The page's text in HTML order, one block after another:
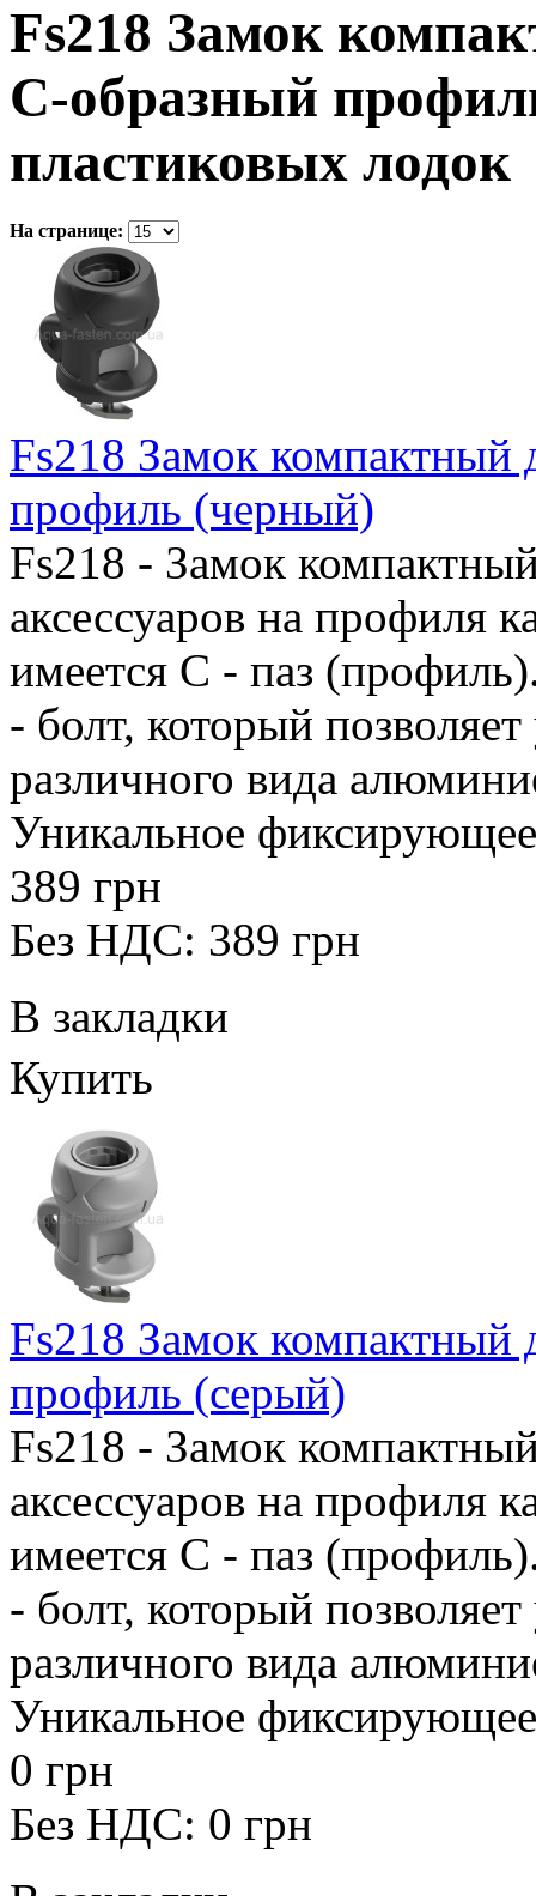
Fs218 Замок
С-образный
пластиковых лодок
На странице:
Fs218 Замок компактный
профиль (черный)
Fs218 - Замок
аксессуаров на профиля
имеется С - паз
- болт, который
различного вида
Уникальное
389 грн
Без НДС: 389 грн
В закладки
Купить
Fs218 Замок компактный
профиль (серый)
Fs218 - Замок
аксессуаров на профиля
имеется С - паз
- болт, который
различного вида
Уникальное
0 грн
Без НДС: 0 грн